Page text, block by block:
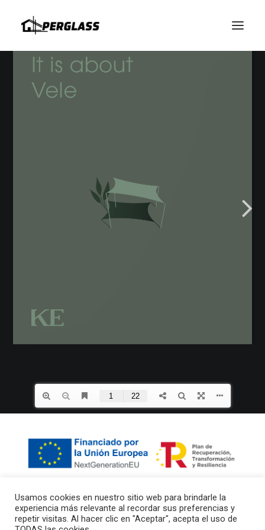
HABLAMOS
Usamos cookies en nuestro sitio web para brindarle la
experiencia más relevante al recordar sus preferencias y
repetir visitas. Al hacer clic en "Aceptar", acepta el uso de